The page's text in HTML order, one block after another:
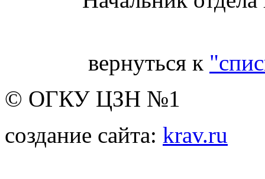
вернуться к
© ОГКУ ЦЗН №1
создание сайта: krav.ru